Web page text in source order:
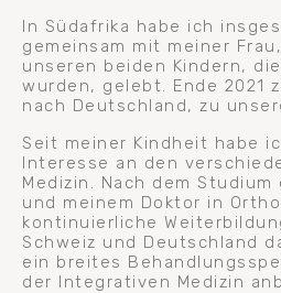
In Südafrika habe ich
gemeinsam mit meiner
unseren beiden Kindern,
wurden, gelebt. Ende 2021
nach Deutschland, zu
Seit meiner Kindheit habe
Interesse an den
Medizin. Nach dem Studium
und meinem Doktor in
kontinuierliche
Schweiz und Deutschland
ein breites
der Integrativen Medizin